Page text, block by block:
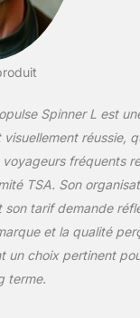
accessible
Spinner L est
réussie,
fréquents
TSA. Son
son tarif demande
et la qualité
un choix pertinent
terme.